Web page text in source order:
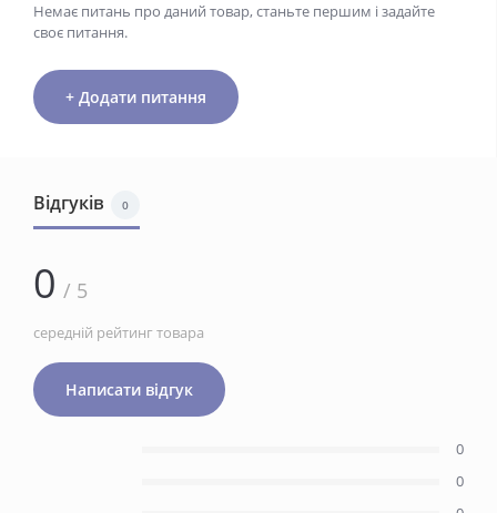
Немає питань про даний товар, станьте першим і задайте
своє питання.
+ Додати питання
Відгуків 0
0 / 5
середній рейтинг товара
Написати відгук
0
0